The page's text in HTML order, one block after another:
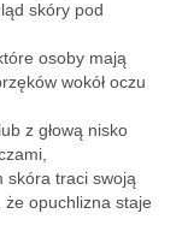
skóry pod
osoby mają
wokół oczu
z głową nisko
skóra traci swoją
opuchlizna staje